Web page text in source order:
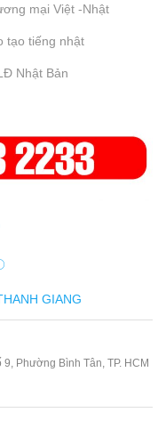
mại Việt -Nhật
tạo tiếng nhật
Nhật Bản
GIANG
Phường Bình Tân, TP. HCM